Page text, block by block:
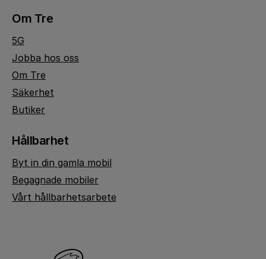
Om Tre
5G
Jobba hos oss
Om Tre
Säkerhet
Butiker
Hållbarhet
Byt in din gamla mobil
Begagnade mobiler
Vårt hållbarhetsarbete